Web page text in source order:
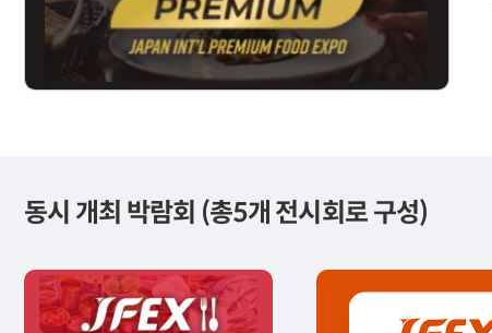
동시 개최 박람회 (총5개 전시회로 구성)